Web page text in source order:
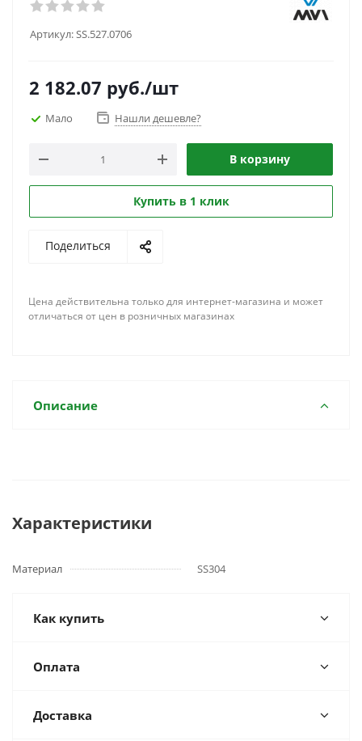
Артикул:SS.527.0706
2 182.07 руб./шт
Мало Нашли дешевле?
В корзину
Купить в 1 клик
Поделиться
Цена действительна только для интернет-магазина и может
отличаться от цен в розничных магазинах
Описание
Характеристики
Материал SS304
Как купить
Оплата
Доставка